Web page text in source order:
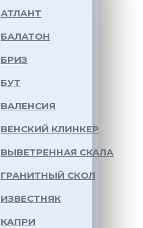
АТЛАНТ
БАЛАТОН
БРИЗ
БУТ
ВАЛЕНСИЯ
ВЕНСКИЙ КЛИНКЕР
ВЫВЕТРЕННАЯ СКАЛА
ГРАНИТНЫЙ СКОЛ
ИЗВЕСТНЯК
КАПРИ